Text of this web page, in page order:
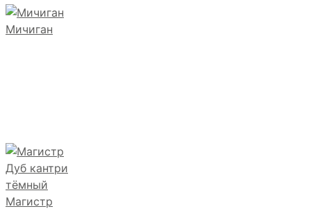
Мичиган
Магистр